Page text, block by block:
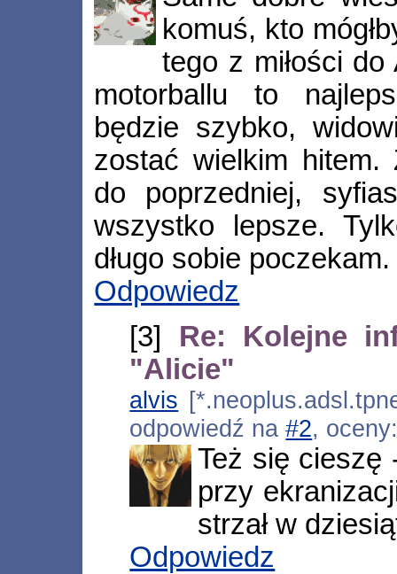
komuś, kto
tego z miłości
motorballu to
będzie szybko,
zostać wielkim hitem.
do poprzedniej,
wszystko lepsze.
długo sobie poczekam.
Odpowiedz
[3] Re: Kolejne
"Alicie"
alvis
odpowiedź na#2,
Też się cieszę
przy
strzał w
Odpowiedz